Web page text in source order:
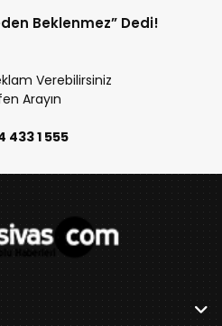
Beklenmez” Dedi!
Verebilirsiniz
Arayın
433 1 555